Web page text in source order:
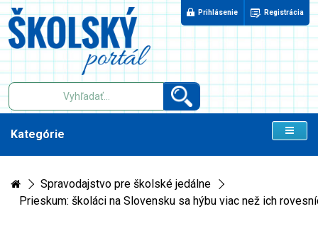
Prihlásenie Registrácia
Kategórie
Spravodajstvo pre školské jedálne
Prieskum: školáci na Slovensku sa hýbu viac než ich